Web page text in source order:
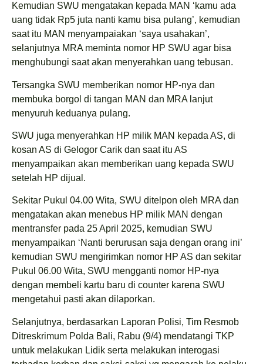
Kemudian SWU mengatakan kepada MAN ‘kamu ada
uang tidak Rp5 juta nanti kamu bisa pulang’, kemudian
saat itu MAN menyampaiakan ‘saya usahakan’,
selanjutnya MRA meminta nomor HP SWU agar bisa
menghubungi saat akan menyerahkan uang tebusan.
Tersangka SWU memberikan nomor HP-nya dan
membuka borgol di tangan MAN dan MRA lanjut
menyuruh keduanya pulang.
SWU juga menyerahkan HP milik MAN kepada AS, di
kosan AS di Gelogor Carik dan saat itu AS
menyampaikan akan memberikan uang kepada SWU
setelah HP dijual.
Sekitar Pukul 04.00 Wita, SWU ditelpon oleh MRA dan
mengatakan akan menebus HP milik MAN dengan
mentransfer pada 25 April 2025, kemudian SWU
menyampaikan ‘Nanti berurusan saja dengan orang ini’
kemudian SWU mengirimkan nomor HP AS dan sekitar
Pukul 06.00 Wita, SWU mengganti nomor HP-nya
dengan membeli kartu baru di counter karena SWU
mengetahui pasti akan dilaporkan.
Selanjutnya, berdasarkan Laporan Polisi, Tim Resmob
Ditreskrimum Polda Bali, Rabu (9/4) mendatangi TKP
untuk melakukan Lidik serta melakukan interogasi